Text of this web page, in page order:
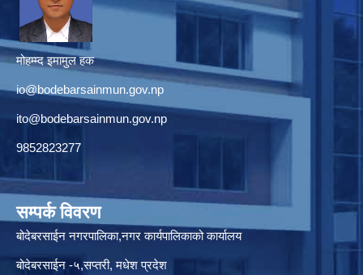
मोहम्म्द इमामुल हक
io@bodebarsainmun.gov.np
ito@bodebarsainmun.gov.np
9852823277
सम्पर्क विवरण
बोदेबरसाईन नगरपालिका,नगर कार्यपालिकाको कार्यालय
बोदेबरसाईन -५,सप्तरी, मधेश प्रदेश